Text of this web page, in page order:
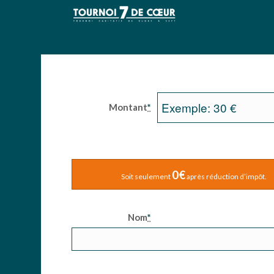
Montant*
Soit seulement 0€après réduction d’impôt.
Nom*